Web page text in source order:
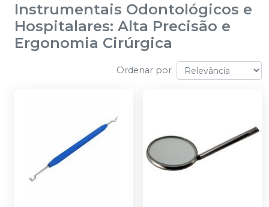
Instrumentais Odontológicos e
Hospitalares: Alta Precisão e
Ergonomia Cirúrgica
Ordenar por